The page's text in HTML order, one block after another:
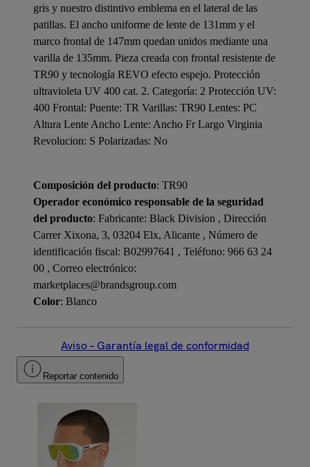
gris y nuestro distintivo emblema en el lateral de las
patillas. El ancho uniforme de lente de 131mm y el
marco frontal de 147mm quedan unidos mediante una
varilla de 135mm. Pieza creada con frontal resistente de
TR90 y tecnología REVO efecto espejo. Protección
ultravioleta UV 400 cat. 2. Categoría: 2 Protección UV:
400 Frontal: Puente: TR Varillas: TR90 Lentes: PC
Altura Lente Ancho Lente: Ancho Fr Largo Virginia
Revolucion: S Polarizadas: No
Composición del producto: TR90
Operador económico responsable de la seguridad
del producto: Fabricante: Black Division , Dirección
Carrer Xixona, 3, 03204 Elx, Alicante , Número de
identificación fiscal: B02997641 , Teléfono: 966 63 24
00 , Correo electrónico:
marketplaces@brandsgroup.com
Color: Blanco
Aviso – Garantía legal de conformidad
Reportar contenido